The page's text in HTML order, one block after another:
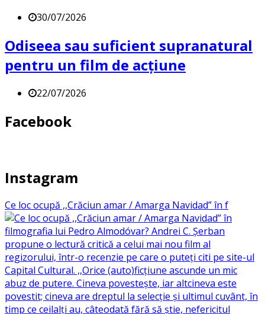
30/07/2026
Odiseea sau suficient supranatural
pentru un film de acțiune
22/07/2026
Facebook
Instagram
Ce loc ocupă ,,Crăciun amar / Amarga Navidad” în f